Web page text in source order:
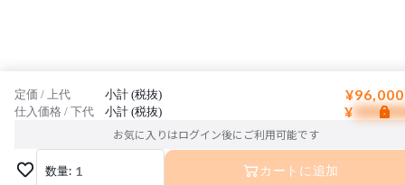
定価 / 上代 小計 (税抜)
仕入価格 / 下代 小計 (税抜) ¥
お気に入りはログイン後にご利用可能です
数量: 1 カートに追加